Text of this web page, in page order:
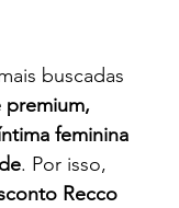
buscadas
premium,
feminina
. Por isso,
Recco